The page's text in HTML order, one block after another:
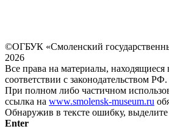
©ОГБУК «Смоленский
2026
Все права на материалы, находящиеся
соответствии с законодательством РФ.
При полном либо частичном
ссылка на www.smolensk-museum.ru
Обнаружив в тексте ошибку,
Enter